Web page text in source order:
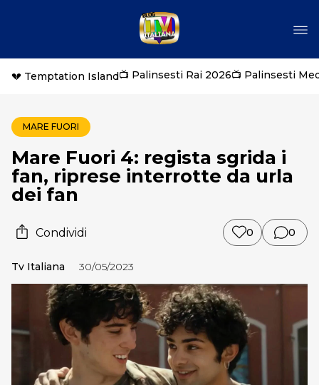
💔 Temptation Island📺 Palinsesti Rai 2026📺 Palinsesti
MARE FUORI
Mare Fuori 4: regista sgrida i
fan, riprese interrotte da urla
dei fan
Condividi 0 0
Tv Italiana 30/05/2023